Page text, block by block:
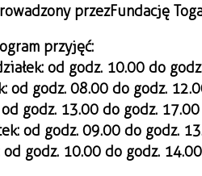
przez Fundację
przyjęć:
od godz. 10.00 do
od godz. 08.00 do godz.
od godz. 13.00 do godz. 17.00
od godz. 09.00 do godz.
od godz. 10.00 do godz. 14.00